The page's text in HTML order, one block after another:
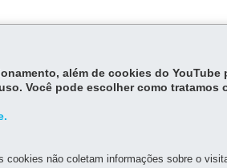
além de cookies do YouTube
Você pode escolher como tratamos
não coletam informações sobre o